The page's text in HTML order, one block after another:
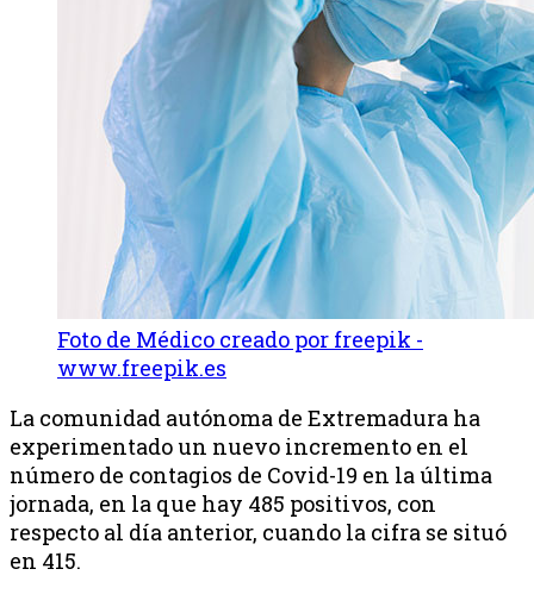
Foto de Médico creado por freepik -
www.freepik.es
La comunidad autónoma de Extremadura ha
experimentado un nuevo incremento en el
número de contagios de Covid-19 en la última
jornada, en la que hay 485 positivos, con
respecto al día anterior, cuando la cifra se situó
en 415.